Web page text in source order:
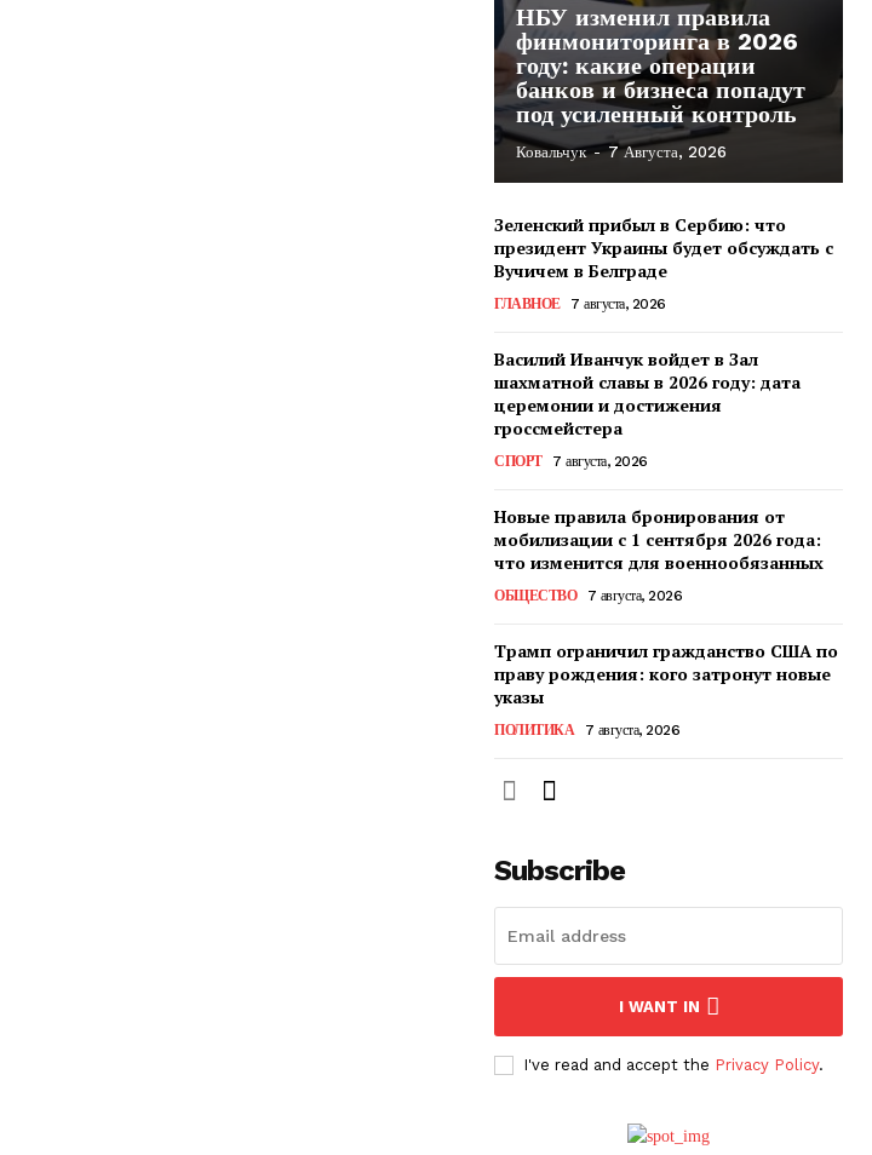
НБУ изменил правила
финмониторинга в 2026
году: какие операции
банков и бизнеса попадут
под усиленный контроль
Ковальчук - 7 Августа, 2026
Зеленский прибыл в Сербию: что
президент Украины будет обсуждать с
Вучичем в Белграде
ГЛАВНОЕ 7 августа, 2026
Василий Иванчук войдет в Зал
шахматной славы в 2026 году: дата
церемонии и достижения
гроссмейстера
СПОРТ 7 августа, 2026
Новые правила бронирования от
мобилизации с 1 сентября 2026 года:
что изменится для военнообязанных
ОБЩЕСТВО 7 августа, 2026
Трамп ограничил гражданство США по
праву рождения: кого затронут новые
указы
ПОЛИТИКА 7 августа, 2026
Subscribe
I WANT IN
I've read and accept the Privacy Policy.